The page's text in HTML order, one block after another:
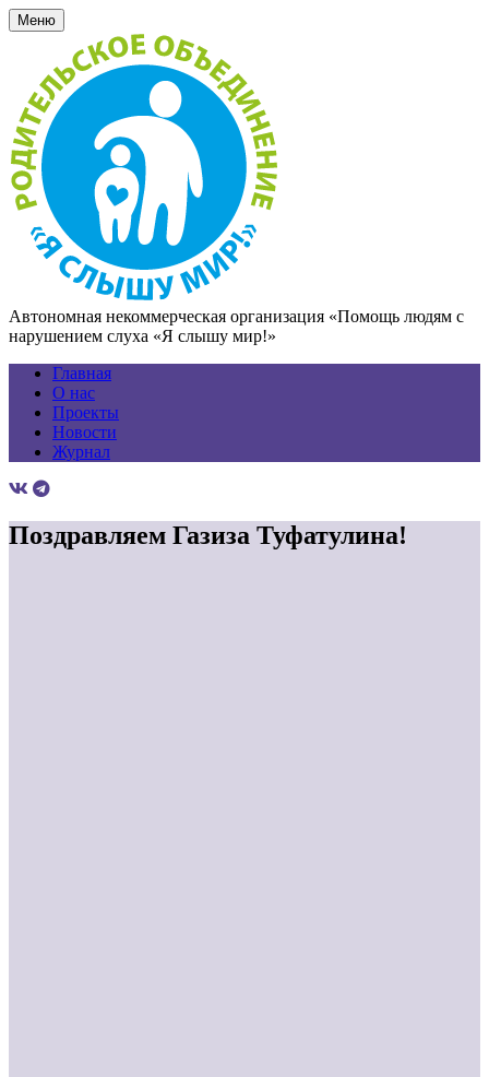
Меню
Автономная некоммерческая организация «Помощь людям с
нарушением слуха «Я слышу мир!»
Главная
О нас
Проекты
Новости
Журнал
Поздравляем Газиза Туфатулина!